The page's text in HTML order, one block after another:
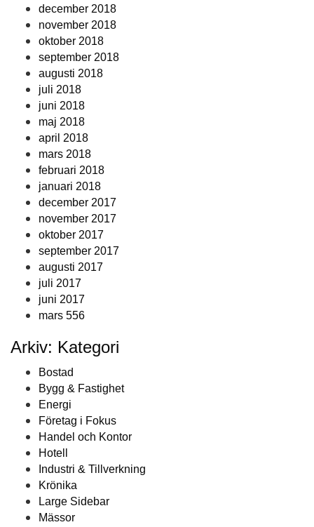
december 2018
november 2018
oktober 2018
september 2018
augusti 2018
juli 2018
juni 2018
maj 2018
april 2018
mars 2018
februari 2018
januari 2018
december 2017
november 2017
oktober 2017
september 2017
augusti 2017
juli 2017
juni 2017
mars 556
Arkiv: Kategori
Bostad
Bygg & Fastighet
Energi
Företag i Fokus
Handel och Kontor
Hotell
Industri & Tillverkning
Krönika
Large Sidebar
Mässor